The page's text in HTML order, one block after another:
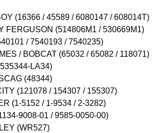
(16366 / 45589 / 6080147 / 608014T)
FERGUSON (514806M1 / 530669M1)
/ 7540193 / 7540235)
/ BOBCAT (65032 / 65082 / 118071)
LA34)
(48344)
(121078 / 154307 / 155307)
(1-5152 / 1-9534 / 2-3282)
9008-01 / 9585-0050-00)
(WR527)